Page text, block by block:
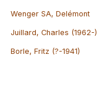
Wenger SA, Delémont
Juillard, Charles (1962-)
Borle, Fritz (?-1941)